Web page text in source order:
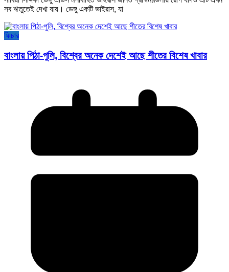
সব ঋতুতেই দেখা যায়। ডেঙ্গু একটি ভাইরাস, যা
ফিচার
বাংলায় পিঠা-পুলি, বিশ্বের অনেক দেশেই আছে শীতের বিশেষ খাবার